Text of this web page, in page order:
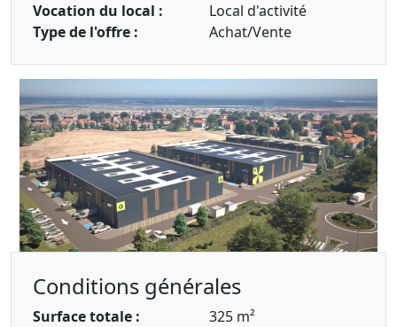
Vocation du local :
Local d'activité
Type de l'offre :
Achat/Vente
Conditions générales
Surface totale :
325 m²